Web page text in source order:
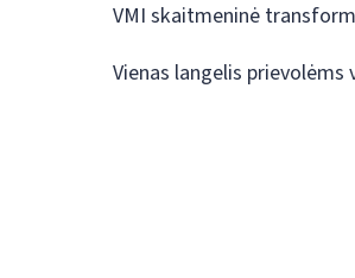
VMI skaitmeninė
Vienas langelis